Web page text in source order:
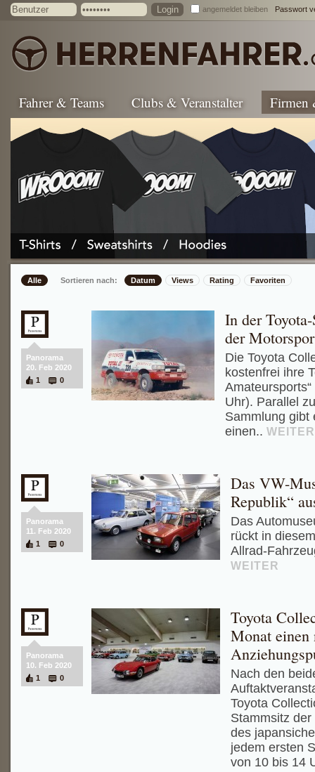
angemeldet bleiben Passwort
Fahrer & Teams Clubs & Veranstalter Firmen
Alle Sortieren nach: Datum Views Rating Favoriten
Panorama
20. Feb 2020
1
0
In der
der
Die Toyota
kostenfrei ihre
Uhr). Parallel
Sammlung gibt
einen.. WEITER
Panorama
11. Feb 2020
1
0
Das VW-
Republik“
Das
rückt in
Allrad-
WEITER
Panorama
10. Feb 2020
1
0
Toyota
Monat einen
Nach den
Toyota
Stammsitz
des
jedem ersten
von 10 bis 14